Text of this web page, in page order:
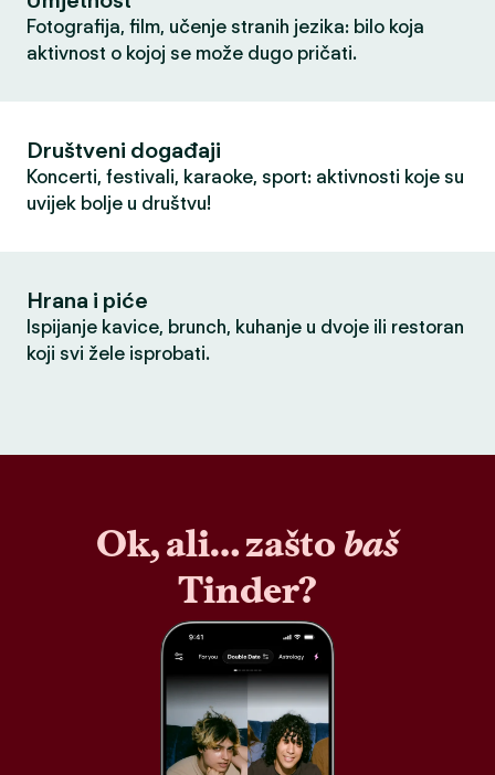
Fotografija, film, učenje stranih jezika: bilo koja
aktivnost o kojoj se može dugo pričati.
Društveni događaji
Koncerti, festivali, karaoke, sport: aktivnosti koje su
uvijek bolje u društvu!
Hrana i piće
Ispijanje kavice, brunch, kuhanje u dvoje ili restoran
koji svi žele isprobati.
Ok, ali… zašto baš
Tinder?